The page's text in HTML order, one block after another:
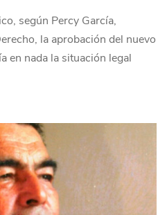
según Percy García,
la aprobación del nuevo
en nada la situación legal